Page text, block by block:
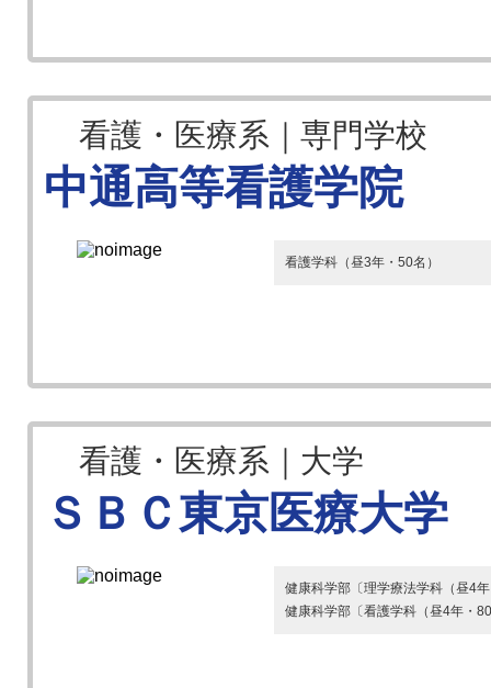
看護・医療系｜専門学校
中通高等看護学院
看護学科（昼3年・50名）
看護・医療系｜大学
ＳＢＣ東京医療大学
健康科学部〔理学療法学科（昼4
健康科学部〔看護学科（昼4年・